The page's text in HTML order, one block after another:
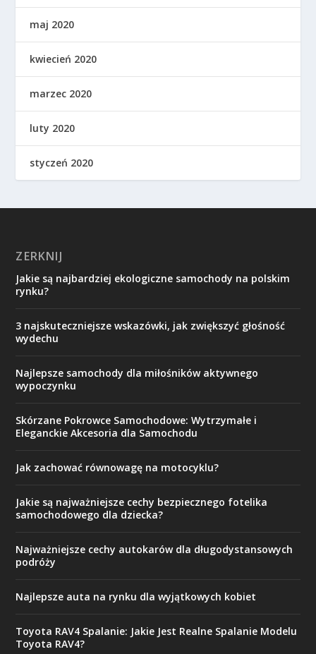
maj 2020
kwiecień 2020
marzec 2020
luty 2020
styczeń 2020
ZERKNIJ
Jakie są najbardziej ekologiczne samochody na polskim
rynku?
3 najskuteczniejsze wskazówki, jak zwiększyć głośność
wydechu
Najlepsze samochody dla miłośników aktywnego
wypoczynku
Skórzane Pokrowce Samochodowe: Wytrzymałe i
Eleganckie Akcesoria dla Samochodu
Jak zachować równowagę na motocyklu?
Jakie są najważniejsze cechy bezpiecznego fotelika
samochodowego dla dziecka?
Najważniejsze cechy autokarów dla długodystansowych
podróży
Najlepsze auta na rynku dla wyjątkowych kobiet
Toyota RAV4 Spalanie: Jakie Jest Realne Spalanie Modelu
Toyota RAV4?